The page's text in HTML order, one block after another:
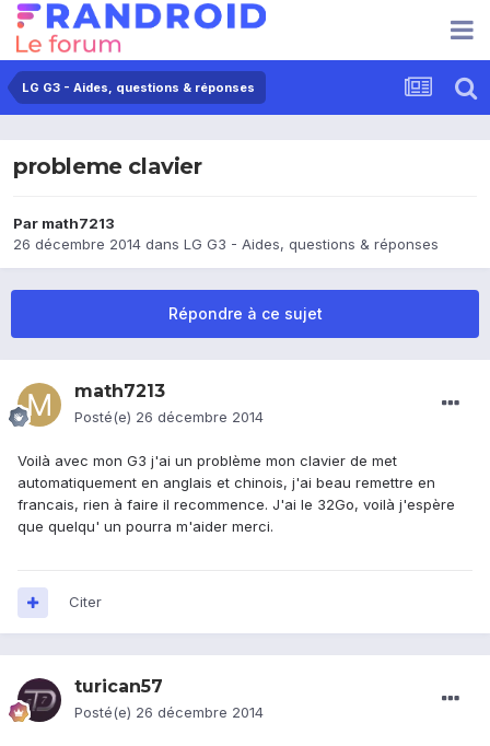
LG G3 - Aides, questions & réponses
probleme clavier
Par math7213
26 décembre 2014 dans LG G3 - Aides, questions & réponses
Répondre à ce sujet
math7213
Posté(e) 26 décembre 2014
Voilà avec mon G3 j'ai un problème mon clavier de met
automatiquement en anglais et chinois, j'ai beau remettre en
francais, rien à faire il recommence. J'ai le 32Go, voilà j'espère
que quelqu' un pourra m'aider merci.
Citer
turican57
Posté(e) 26 décembre 2014